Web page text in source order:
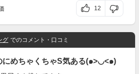
12
グ でのコメント・口コミ
にめちゃくちゃS気ある(๑>◡<๑)